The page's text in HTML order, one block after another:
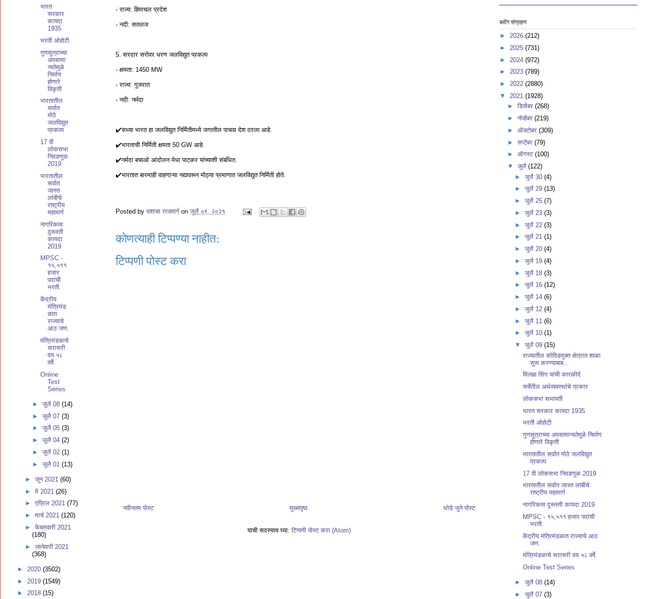
- राज्य: हिमाचल प्रदेश
- नदी: सतलज
5. सरदार सरोवर धरण जलविद्युत प्रकल्प
- क्षमता: 1450 MW
- राज्य: गुजरात
- नदी: नर्मदा
✔️सध्या भारत हा जलविद्युत निर्मितीमध्ये जगातील पाचवा देश ठरला आहे.
✔️भारताची निर्मिती क्षमता 50 GW आहे.
✔️नर्मदा बचाओ आंदोलन मेधा पाटकर यांच्याशी संबंधित.
✔️भारतात बारमाही वाहणाऱ्या नद्यावरून मोठ्या प्रमाणात जलविद्युत निर्मिती होते.
Posted by यशाचा राजमार्ग on जुलै ०९, २०२१
कोणत्याही टिप्पण्‍या नाहीत:
टिप्पणी पोस्ट करा
नवीनतम पोस्ट थोडे जुने पोस्ट
मुख्यपृष्ठ
याची सदस्यत्व घ्या: टिप्पणी पोस्ट करा (Atom)
भारत
सरकार
कायदा
1935
भरती ओहोटी
गुणसूत्राच्या
अपसामा
न्यतेमुळे
निर्माण
होणारे
विकृती
भारतातील
सर्वात
मोठे
जलविद्युत
प्रकल्प
17 वी
लोकसभा
निवडणूक
2019
भारतातील
सर्वात
जास्त
लांबीचे
राष्ट्रीय
महामार्ग
नागरिकत्व
दुरूस्ती
कायदा
2019
MPSC -
१५,५११
हजार
पदांची
भरती.
केंद्रीय
मंत्रिमंड
ळात
राज्याचे
आठ जण.
मंत्रिमंडळाचे
सरासरी
वय ५८
वर्षे.
Online
Test
Series
►जुलै 08(14)
►जुलै 07(3)
►जुलै 05(3)
►जुलै 04(2)
►जुलै 02(1)
►जुलै 01(13)
► जून 2021 (60)
► मे 2021 (26)
► एप्रिल 2021 (77)
► मार्च 2021 (120)
► फेब्रुवारी 2021
(180)
► जानेवारी 2021
(368)
► 2020 (3502)
► 2019 (1549)
► 2018 (15)
ब्लॉग संग्रहण
► 2026 (212)
► 2025 (731)
► 2024 (972)
► 2023 (789)
► 2022 (2880)
▼ 2021 (1928)
► डिसेंबर (268)
► नोव्हेंबर (219)
► ऑक्टोबर (309)
► सप्टेंबर (79)
► ऑगस्ट (100)
▼ जुलै (122)
►जुलै 30(4)
►जुलै 29(13)
►जुलै 25(7)
►जुलै 23(3)
►जुलै 22(3)
►जुलै 21(1)
►जुलै 20(4)
►जुलै 19(4)
►जुलै 18(3)
►जुलै 16(12)
►जुलै 14(6)
►जुलै 12(4)
►जुलै 11(6)
►जुलै 10(1)
▼जुलै 09(15)
राज्यातील कोविडमुक्त क्षेत्रात शाळा
सुरू करण्याबाब...
मिल्खा सिंग यांची कारकीर्द
चर्चेतील अर्थव्यवस्थांचे प्रकार
लोकसभा सभापती
भारत सरकार कायदा 1935
भरती ओहोटी
गुणसूत्राच्या अपसामान्यतेमुळे निर्माण
होणारे विकृती
भारतातील सर्वात मोठे जलविद्युत
प्रकल्प
17 वी लोकसभा निवडणूक 2019
भारतातील सर्वात जास्त लांबीचे
राष्ट्रीय महामार्ग
नागरिकत्व दुरूस्ती कायदा 2019
MPSC - १५,५११ हजार पदांची
भरती.
केंद्रीय मंत्रिमंडळात राज्याचे आठ
जण.
मंत्रिमंडळाचे सरासरी वय ५८ वर्षे.
Online Test Series
►जुलै 08(14)
►जुलै 07(3)